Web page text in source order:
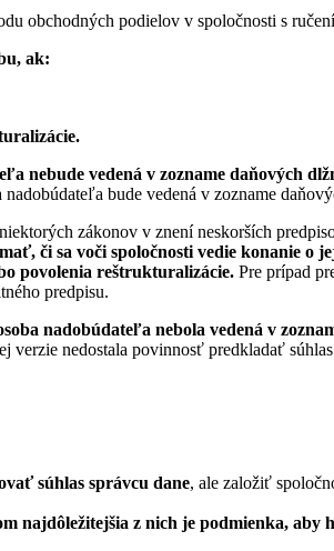
obchodných podielov v spoločnosti s
ak:
nebude vedená v zozname daňových
bude vedená v zozname
zákonov v znení neskorších
či sa voči spoločnosti vedie konanie o
povolenia reštrukturalizácie. Pre prípad
predpisu.
nadobúdateľa nebola vedená v
verzie nedostala povinnosť predkladať
súhlas správcu dane, ale založiť
najdôležitejšia z nich je podmienka,